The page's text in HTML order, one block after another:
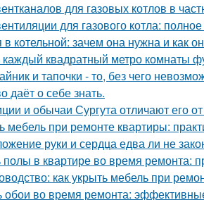
для газовых котлов в
для газового котла:
котельной: зачем она нужна и как
каждый квадратный метро комнаты
и тапочки - то, без чего
даёт о себе знать.
и обычаи Сургута отличают его
мебель при ремонте квартиры:
руки и сердца едва ли не
полы в квартире во время ремонта:
как укрыть мебель при
обои во время ремонта: